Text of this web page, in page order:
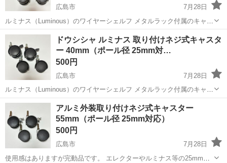
広島市
7月28日
ルミナス（Luminous）のワイヤーシェルフ メタルラック付属のキャス
ターです。 使用感はありますが完動品です。 25mmのポールに対応し
ております。 キャスターの直径は約50mmです。 採寸は実寸ですが、
素人...
広島 広島市 その他 ルミナス
ドウシシャ ルミナス 取り付けネジ式キャスタ
ー 40mm（ポール径 25mm対…
500円
広島市
7月28日
ルミナス（Luminous）のワイヤーシェルフ メタルラック付属のキャス
ターです。 使用感はありますが完動品です。 25mmのポールに対応し
ております。 キャスターの直径は約40mmです。 採寸は実寸ですが、
素人...
広島 広島市 その他 ルミナス
アルミ外装取り付けネジ式キャスター
55mm（ポール径 25mm対応）
500円
広島市
7月28日
使用感はありますが完動品です。 エレクターやルミナス等の25mmの